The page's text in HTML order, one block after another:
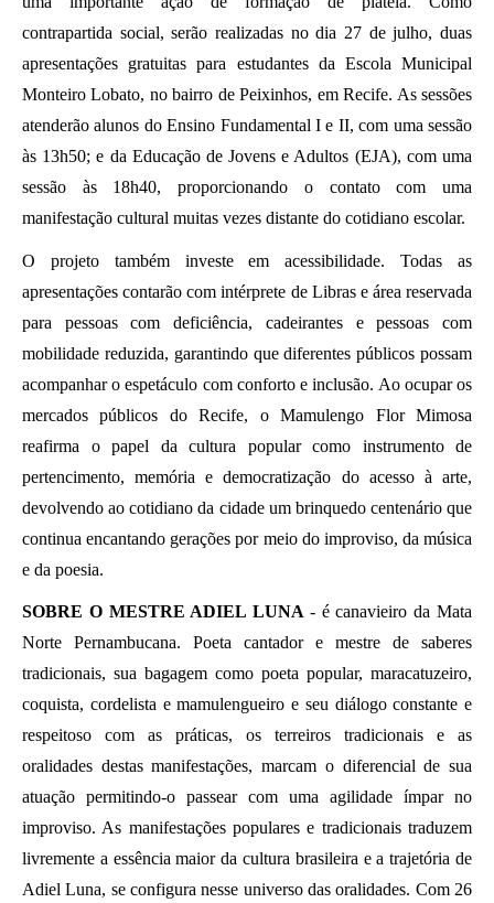
contrapartida social, serão realizadas no dia 27 de julho, duas
apresentações gratuitas para estudantes da Escola Municipal
Monteiro Lobato, no bairro de Peixinhos, em Recife. As sessões
atenderão alunos do Ensino Fundamental I e II, com uma sessão
às 13h50; e da Educação de Jovens e Adultos (EJA), com uma
sessão às 18h40, proporcionando o contato com uma
manifestação cultural muitas vezes distante do cotidiano escolar.
O projeto também investe em acessibilidade. Todas as
apresentações contarão com intérprete de Libras e área reservada
para pessoas com deficiência, cadeirantes e pessoas com
mobilidade reduzida, garantindo que diferentes públicos possam
acompanhar o espetáculo com conforto e inclusão. Ao ocupar os
mercados públicos do Recife, o Mamulengo Flor Mimosa
reafirma o papel da cultura popular como instrumento de
pertencimento, memória e democratização do acesso à arte,
devolvendo ao cotidiano da cidade um brinquedo centenário que
continua encantando gerações por meio do improviso, da música
e da poesia.
SOBRE O MESTRE ADIEL LUNA - é canavieiro da Mata
Norte Pernambucana. Poeta cantador e mestre de saberes
tradicionais, sua bagagem como poeta popular, maracatuzeiro,
coquista, cordelista e mamulengueiro e seu diálogo constante e
respeitoso com as práticas, os terreiros tradicionais e as
oralidades destas manifestações, marcam o diferencial de sua
atuação permitindo-o passear com uma agilidade ímpar no
improviso. As manifestações populares e tradicionais traduzem
livremente a essência maior da cultura brasileira e a trajetória de
Adiel Luna, se configura nesse universo das oralidades. Com 26